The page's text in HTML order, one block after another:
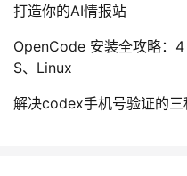
打造你的AI情报站
OpenCode 安装全攻略：
S、Linux
解决codex手机号验证的三